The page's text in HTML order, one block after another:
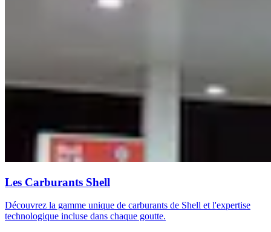
Les Carburants Shell
Découvrez la gamme unique de carburants de Shell et l'expertise
technologique incluse dans chaque goutte.